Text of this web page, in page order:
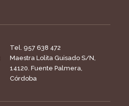
Tel. 957 638 472
Maestra Lolita Guisado S/N,
14120. Fuente Palmera,
Córdoba